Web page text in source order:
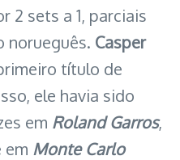
2 sets a 1, parciais
norueguês. Casper
título de
ele havia sido
em Roland Garros,
Monte Carlo